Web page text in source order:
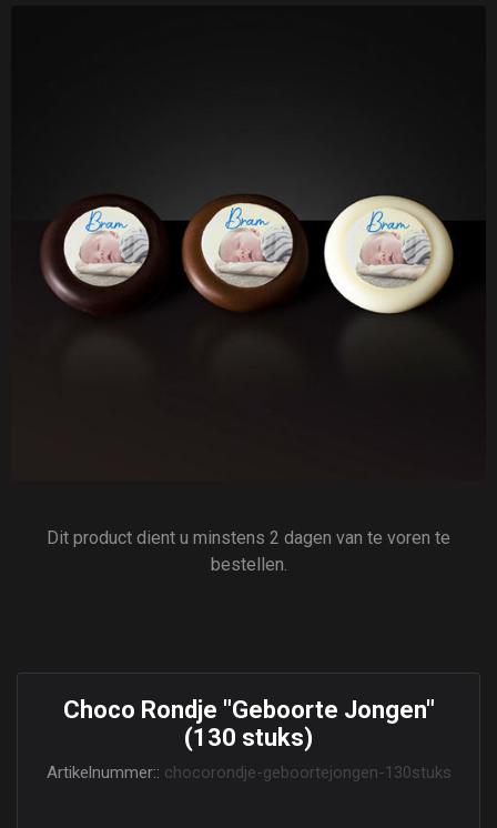
Dit product dient u minstens 2 dagen van te voren te
bestellen.
Choco Rondje "Geboorte Jongen"
(130 stuks)
Artikelnummer:: chocorondje-geboortejongen-130stuks